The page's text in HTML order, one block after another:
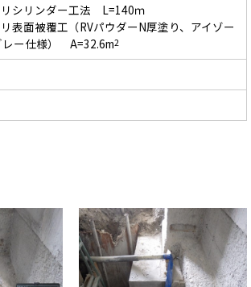
リシリンダー工法 L=140ｍ
表面被覆工（RVパウダーN厚塗り、アイゾー
レー仕様） A=32.6m2